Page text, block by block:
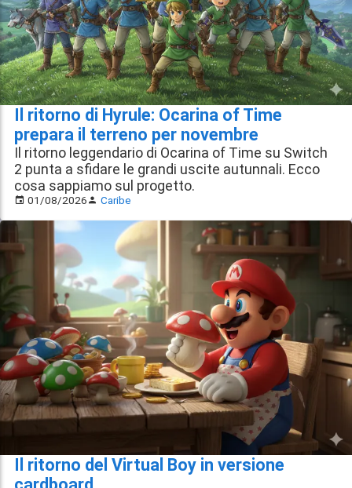
Il ritorno di Hyrule: Ocarina of Time
prepara il terreno per novembre
Il ritorno leggendario di Ocarina of Time su Switch
2 punta a sfidare le grandi uscite autunnali. Ecco
cosa sappiamo sul progetto.
01/08/2026 Caribe
Il ritorno del Virtual Boy in versione